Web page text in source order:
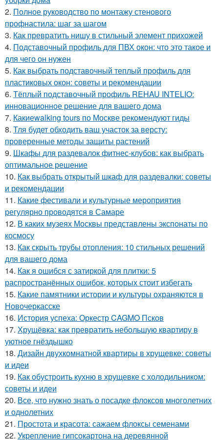
2. Полное руководство по монтажу стенового
профнастила: шаг за шагом
3. Как превратить нишу в стильный элемент прихожей
4. Подставочный профиль для ПВХ окон: что это такое и
для чего он нужен
5. Как выбрать подставочный теплый профиль для
пластиковых окон: советы и рекомендации
6. Тёплый подставочный профиль REHAU INTELIO:
инновационное решение для вашего дома
7. Какиеwalking tours по Москве рекомендуют гиды
8. Тля будет обходить ваш участок за версту:
проверенные методы защиты растений
9. Шкафы для раздевалок фитнес-клубов: как выбрать
оптимальное решение
10. Как выбрать открытый шкаф для раздевалки: советы
и рекомендации
11. Какие фестивали и культурные мероприятия
регулярно проводятся в Самаре
12. В каких музеях Москвы представлены экспонаты по
космосу
13. Как скрыть трубы отопления: 10 стильных решений
для вашего дома
14. Как я ошибся с затиркой для плитки: 5
распространённых ошибок, которых стоит избегать
15. Какие памятники истории и культуры охраняются в
Новочеркасске
16. История успеха: Оркестр CAGMO Псков
17. Хрущёвка: как превратить небольшую квартиру в
уютное гнёздышко
18. Дизайн двухкомнатной квартиры в хрущевке: советы
и идеи
19. Как обустроить кухню в хрущевке с холодильником:
советы и идеи
20. Все, что нужно знать о посадке флоксов многолетних
и однолетних
21. Простота и красота: сажаем флоксы семенами
22. Укрепление гипсокартона на деревянной